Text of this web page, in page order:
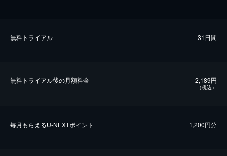
無料トライアル 31日間
無料トライアル後の⽉額料金 2,189円
（税込）
毎⽉もらえるU-NEXTポイント 1,200円分